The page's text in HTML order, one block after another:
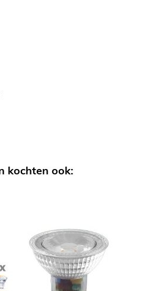
kochten ook: